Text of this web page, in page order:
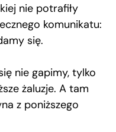
nie potrafiły
komunikatu:
się.
nie gapimy, tylko
żaluzje. A tam
z poniższego